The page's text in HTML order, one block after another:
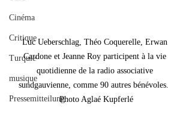
Cinéma
Critique
Turquie
musique
Pressemitteilung
Luc Ueberschlag, Théo Coquerelle, Erwan
Cardone et Jeanne Roy participent à la vie
quotidienne de la radio associative
sundgauvienne, comme 90 autres bénévoles.
Photo Aglaé Kupferlé